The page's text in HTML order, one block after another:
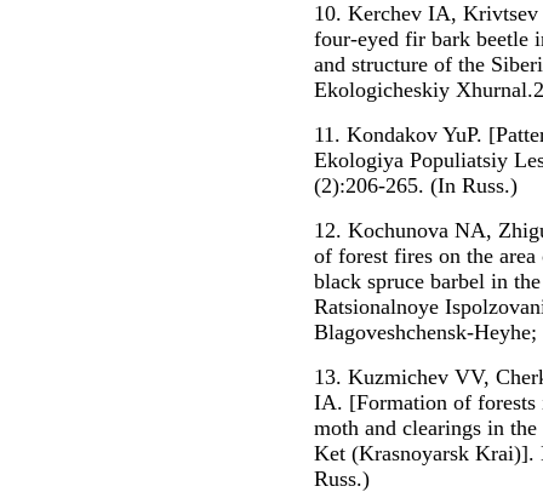
10. Kerchev IA,
four-eyed fir bark beetle
and structure of the
Ekologicheskiy
11. Kondakov YuP.
Ekologiya Populiatsiy
(2):206-265. (In Russ.)
12. Kochunova NA,
of forest fires on the
black spruce barbel in
Ratsionalnoye
Blagoveshchensk-
13. Kuzmichev VV,
IA. [Formation of forests
moth and clearings in
Ket (Krasnoyarsk Krai)].
Russ.)